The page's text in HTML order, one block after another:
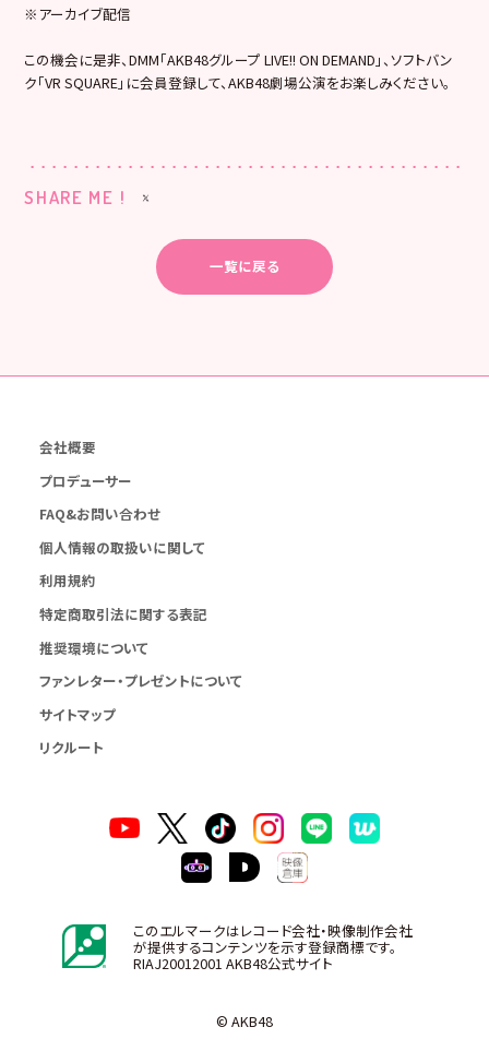
※アーカイブ配信
この機会に是非、DMM「AKB48グループ LIVE!! ON DEMAND」、ソフトバン
ク「VR SQUARE」に会員登録して、AKB48劇場公演をお楽しみください。
SHARE ME !
一覧に戻る
会社概要
プロデューサー
FAQ&お問い合わせ
個人情報の取扱いに関して
利用規約
特定商取引法に関する表記
推奨環境について
ファンレター・プレゼントについて
サイトマップ
リクルート
このエルマークはレコード会社・映像制作会社
が提供するコンテンツを示す登録商標です。
RIAJ20012001 AKB48公式サイト
© AKB48